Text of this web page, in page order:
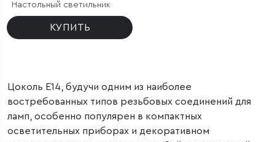
Настольный светильник
КУПИТЬ
Цоколь E14, будучи одним из наиболее
востребованных типов резьбовых соединений для
ламп, особенно популярен в компактных
осветительных приборах и декоративном